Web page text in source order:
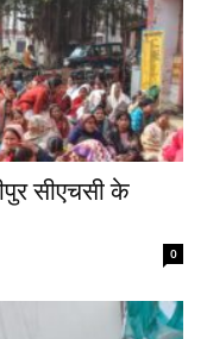
सीएचसी के
0